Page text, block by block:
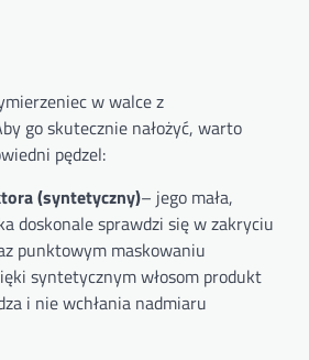
w walce z
go skutecznie nałożyć, warto
pędzel:
(syntetyczny)– jego mała,
doskonale sprawdzi się w zakryciu
punktowym maskowaniu
syntetycznym włosom produkt
i nie wchłania nadmiaru